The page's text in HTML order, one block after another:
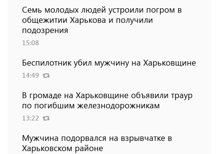
Семь молодых людей устроили погром в
общежитии Харькова и получили
подозрения
15:08
Беспилотник убил мужчину на Харьковщине
14:49
В громаде на Харьковщине объявили траур
по погибшим железнодорожникам
13:22
Мужчина подорвался на взрывчатке в
Харьковском районе